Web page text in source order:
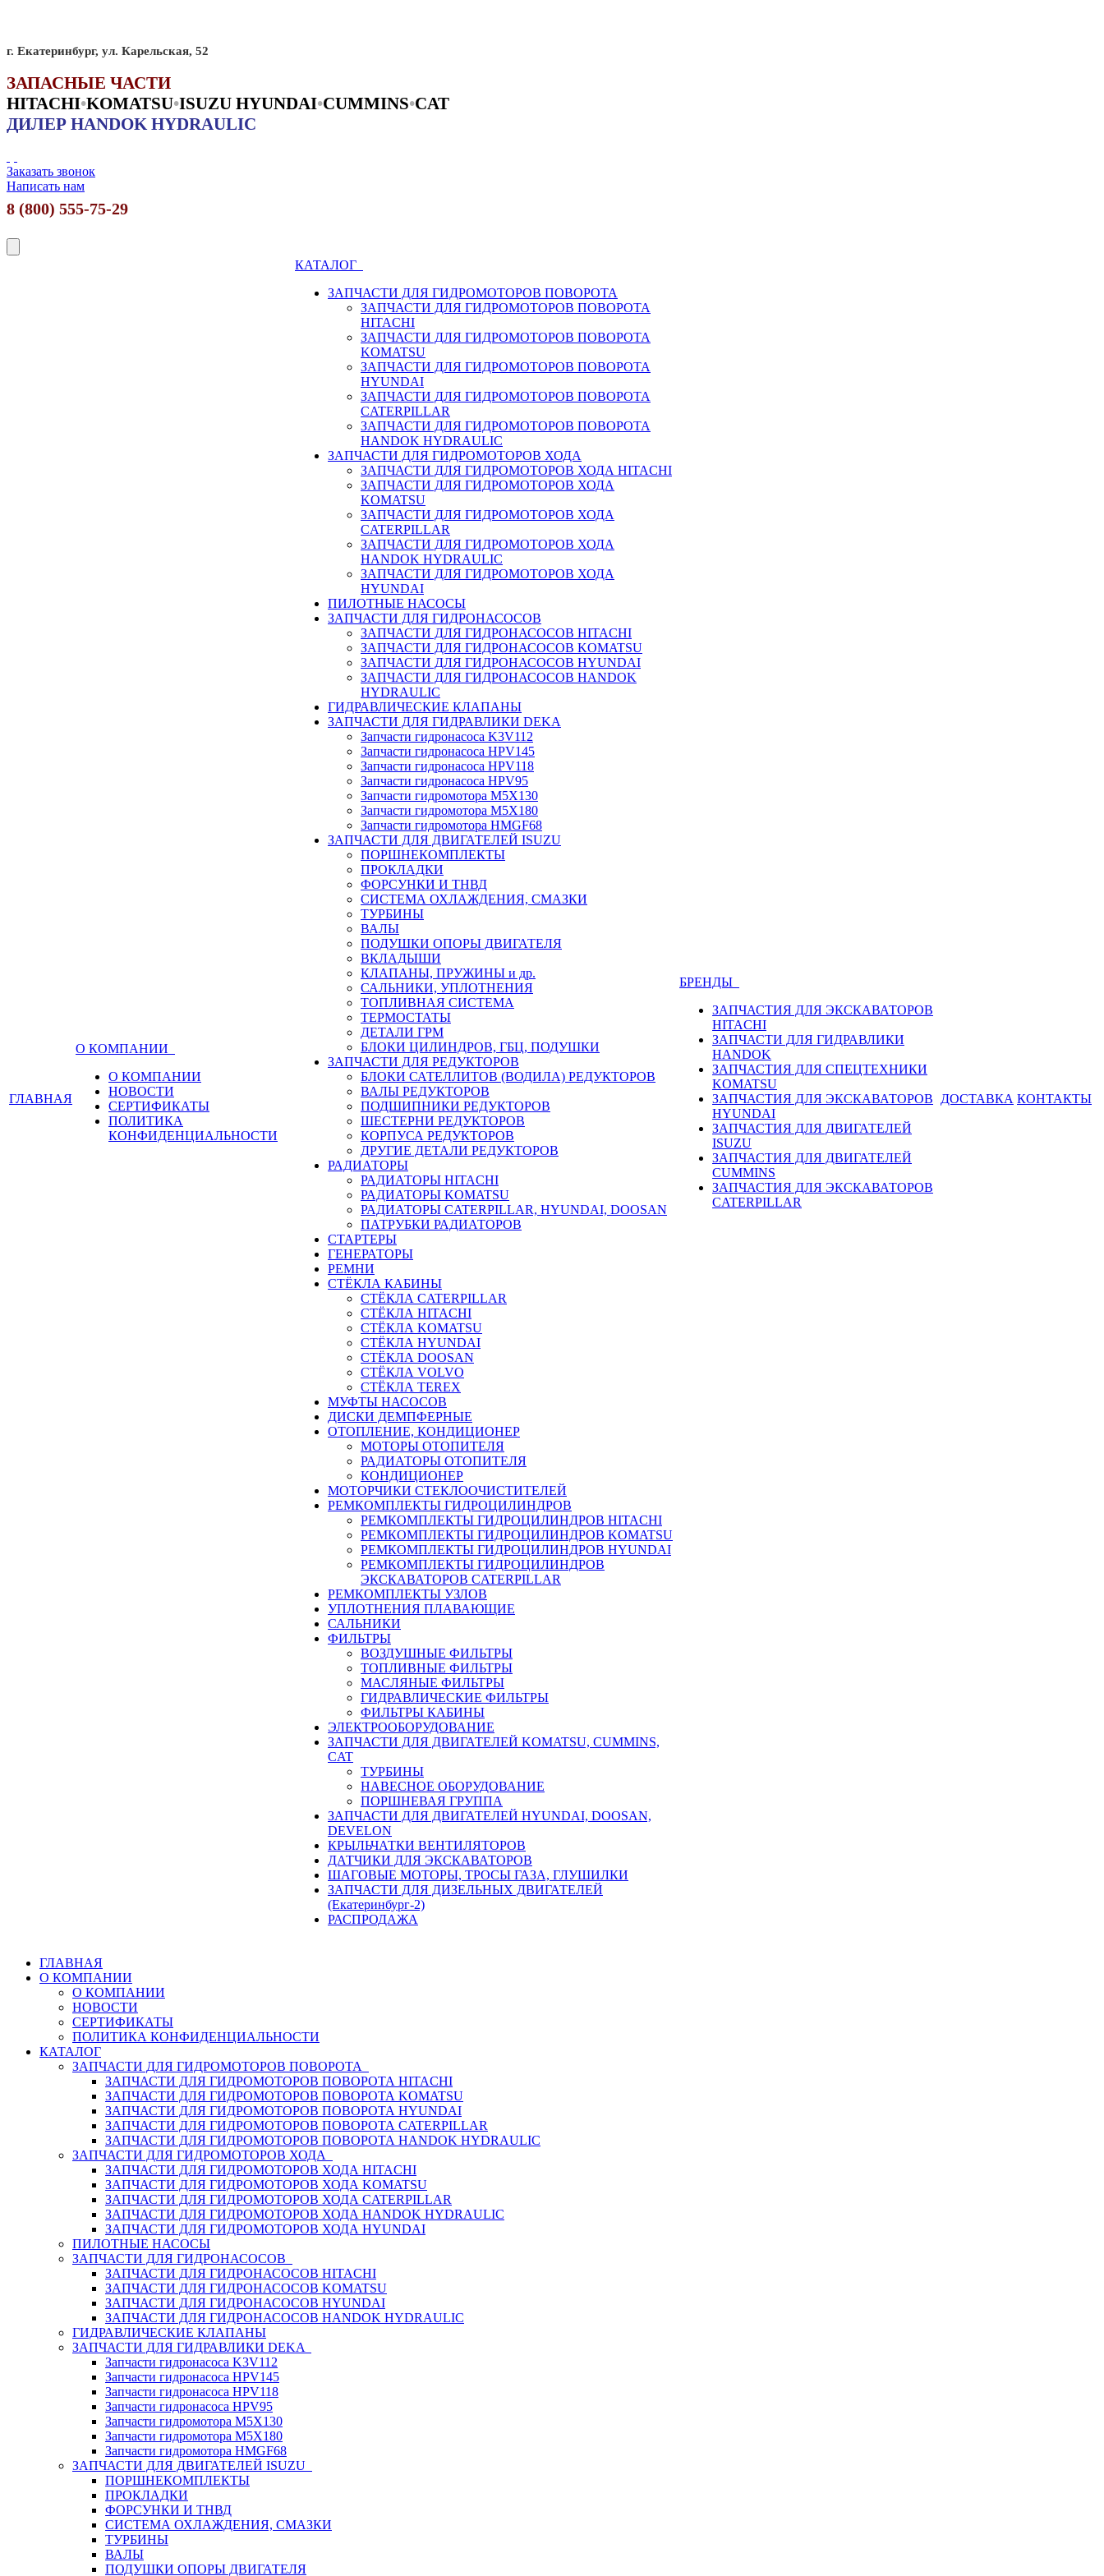
г. Екатеринбург, ул. Карельская, 52
ЗАПАСНЫЕ ЧАСТИ
HITACHI•KOMATSU•ISUZU HYUNDAI•CUMMINS•CAT
ДИЛЕР HANDOK HYDRAULIC
Заказать звонок
Написать нам
8 (800) 555-75-29
ГЛАВНАЯ
О КОМПАНИИ
О КОМПАНИИ
НОВОСТИ
СЕРТИФИКАТЫ
ПОЛИТИКА
КОНФИДЕНЦИАЛЬНОСТИ
КАТАЛОГ
ЗАПЧАСТИ ДЛЯ ГИДРОМОТОРОВ ПОВОРОТА
ЗАПЧАСТИ ДЛЯ ГИДРОМОТОРОВ ПОВОРОТА
HITACHI
ЗАПЧАСТИ ДЛЯ ГИДРОМОТОРОВ ПОВОРОТА
KOMATSU
ЗАПЧАСТИ ДЛЯ ГИДРОМОТОРОВ ПОВОРОТА
HYUNDAI
ЗАПЧАСТИ ДЛЯ ГИДРОМОТОРОВ ПОВОРОТА
CATERPILLAR
ЗАПЧАСТИ ДЛЯ ГИДРОМОТОРОВ ПОВОРОТА
HANDOK HYDRAULIC
ЗАПЧАСТИ ДЛЯ ГИДРОМОТОРОВ ХОДА
ЗАПЧАСТИ ДЛЯ ГИДРОМОТОРОВ ХОДА HITACHI
ЗАПЧАСТИ ДЛЯ ГИДРОМОТОРОВ ХОДА
KOMATSU
ЗАПЧАСТИ ДЛЯ ГИДРОМОТОРОВ ХОДА
CATERPILLAR
ЗАПЧАСТИ ДЛЯ ГИДРОМОТОРОВ ХОДА
HANDOK HYDRAULIC
ЗАПЧАСТИ ДЛЯ ГИДРОМОТОРОВ ХОДА
HYUNDAI
ПИЛОТНЫЕ НАСОСЫ
ЗАПЧАСТИ ДЛЯ ГИДРОНАСОСОВ
ЗАПЧАСТИ ДЛЯ ГИДРОНАСОСОВ HITACHI
ЗАПЧАСТИ ДЛЯ ГИДРОНАСОСОВ KOMATSU
ЗАПЧАСТИ ДЛЯ ГИДРОНАСОСОВ HYUNDAI
ЗАПЧАСТИ ДЛЯ ГИДРОНАСОСОВ HANDOK
HYDRAULIC
ГИДРАВЛИЧЕСКИЕ КЛАПАНЫ
ЗАПЧАСТИ ДЛЯ ГИДРАВЛИКИ DEKA
Запчасти гидронасоса K3V112
Запчасти гидронасоса HPV145
Запчасти гидронасоса HPV118
Запчасти гидронасоса HPV95
Запчасти гидромотора M5X130
Запчасти гидромотора M5X180
Запчасти гидромотора HMGF68
ЗАПЧАСТИ ДЛЯ ДВИГАТЕЛЕЙ ISUZU
ПОРШНЕКОМПЛЕКТЫ
ПРОКЛАДКИ
ФОРСУНКИ И ТНВД
СИСТЕМА ОХЛАЖДЕНИЯ, СМАЗКИ
ТУРБИНЫ
ВАЛЫ
ПОДУШКИ ОПОРЫ ДВИГАТЕЛЯ
ВКЛАДЫШИ
КЛАПАНЫ, ПРУЖИНЫ и др.
САЛЬНИКИ, УПЛОТНЕНИЯ
ТОПЛИВНАЯ СИСТЕМА
ТЕРМОСТАТЫ
ДЕТАЛИ ГРМ
БЛОКИ ЦИЛИНДРОВ, ГБЦ, ПОДУШКИ
ЗАПЧАСТИ ДЛЯ РЕДУКТОРОВ
БЛОКИ САТЕЛЛИТОВ (ВОДИЛА) РЕДУКТОРОВ
ВАЛЫ РЕДУКТОРОВ
ПОДШИПНИКИ РЕДУКТОРОВ
ШЕСТЕРНИ РЕДУКТОРОВ
КОРПУСА РЕДУКТОРОВ
ДРУГИЕ ДЕТАЛИ РЕДУКТОРОВ
РАДИАТОРЫ
РАДИАТОРЫ HITACHI
РАДИАТОРЫ KOMATSU
РАДИАТОРЫ CATERPILLAR, HYUNDAI, DOOSAN
ПАТРУБКИ РАДИАТОРОВ
СТАРТЕРЫ
ГЕНЕРАТОРЫ
РЕМНИ
СТЁКЛА КАБИНЫ
СТЁКЛА CATERPILLAR
СТЁКЛА HITACHI
СТЁКЛА KOMATSU
СТЁКЛА HYUNDAI
СТЁКЛА DOOSAN
СТЁКЛА VOLVO
СТЁКЛА TEREX
МУФТЫ НАСОСОВ
ДИСКИ ДЕМПФЕРНЫЕ
ОТОПЛЕНИЕ, КОНДИЦИОНЕР
МОТОРЫ ОТОПИТЕЛЯ
РАДИАТОРЫ ОТОПИТЕЛЯ
КОНДИЦИОНЕР
МОТОРЧИКИ СТЕКЛООЧИСТИТЕЛЕЙ
РЕМКОМПЛЕКТЫ ГИДРОЦИЛИНДРОВ
РЕМКОМПЛЕКТЫ ГИДРОЦИЛИНДРОВ HITACHI
РЕМКОМПЛЕКТЫ ГИДРОЦИЛИНДРОВ KOMATSU
РЕМКОМПЛЕКТЫ ГИДРОЦИЛИНДРОВ HYUNDAI
РЕМКОМПЛЕКТЫ ГИДРОЦИЛИНДРОВ
ЭКСКАВАТОРОВ CATERPILLAR
РЕМКОМПЛЕКТЫ УЗЛОВ
УПЛОТНЕНИЯ ПЛАВАЮЩИЕ
САЛЬНИКИ
ФИЛЬТРЫ
ВОЗДУШНЫЕ ФИЛЬТРЫ
ТОПЛИВНЫЕ ФИЛЬТРЫ
МАСЛЯНЫЕ ФИЛЬТРЫ
ГИДРАВЛИЧЕСКИЕ ФИЛЬТРЫ
ФИЛЬТРЫ КАБИНЫ
ЭЛЕКТРООБОРУДОВАНИЕ
ЗАПЧАСТИ ДЛЯ ДВИГАТЕЛЕЙ KOMATSU, CUMMINS,
CAT
ТУРБИНЫ
НАВЕСНОЕ ОБОРУДОВАНИЕ
ПОРШНЕВАЯ ГРУППА
ЗАПЧАСТИ ДЛЯ ДВИГАТЕЛЕЙ HYUNDAI, DOOSAN,
DEVELON
КРЫЛЬЧАТКИ ВЕНТИЛЯТОРОВ
ДАТЧИКИ ДЛЯ ЭКСКАВАТОРОВ
ШАГОВЫЕ МОТОРЫ, ТРОСЫ ГАЗА, ГЛУШИЛКИ
ЗАПЧАСТИ ДЛЯ ДИЗЕЛЬНЫХ ДВИГАТЕЛЕЙ
(Екатеринбург-2)
РАСПРОДАЖА
БРЕНДЫ
ЗАПЧАСТИЯ ДЛЯ ЭКСКАВАТОРОВ
HITACHI
ЗАПЧАСТИ ДЛЯ ГИДРАВЛИКИ
HANDOK
ЗАПЧАСТИЯ ДЛЯ СПЕЦТЕХНИКИ
KOMATSU
ЗАПЧАСТИЯ ДЛЯ ЭКСКАВАТОРОВ
HYUNDAI
ЗАПЧАСТИЯ ДЛЯ ДВИГАТЕЛЕЙ
ISUZU
ЗАПЧАСТИЯ ДЛЯ ДВИГАТЕЛЕЙ
CUMMINS
ЗАПЧАСТИЯ ДЛЯ ЭКСКАВАТОРОВ
CATERPILLAR
ДОСТАВКА КОНТАКТЫ
ГЛАВНАЯ
О КОМПАНИИ
О КОМПАНИИ
НОВОСТИ
СЕРТИФИКАТЫ
ПОЛИТИКА КОНФИДЕНЦИАЛЬНОСТИ
КАТАЛОГ
ЗАПЧАСТИ ДЛЯ ГИДРОМОТОРОВ ПОВОРОТА
ЗАПЧАСТИ ДЛЯ ГИДРОМОТОРОВ ПОВОРОТА HITACHI
ЗАПЧАСТИ ДЛЯ ГИДРОМОТОРОВ ПОВОРОТА KOMATSU
ЗАПЧАСТИ ДЛЯ ГИДРОМОТОРОВ ПОВОРОТА HYUNDAI
ЗАПЧАСТИ ДЛЯ ГИДРОМОТОРОВ ПОВОРОТА CATERPILLAR
ЗАПЧАСТИ ДЛЯ ГИДРОМОТОРОВ ПОВОРОТА HANDOK HYDRAULIC
ЗАПЧАСТИ ДЛЯ ГИДРОМОТОРОВ ХОДА
ЗАПЧАСТИ ДЛЯ ГИДРОМОТОРОВ ХОДА HITACHI
ЗАПЧАСТИ ДЛЯ ГИДРОМОТОРОВ ХОДА KOMATSU
ЗАПЧАСТИ ДЛЯ ГИДРОМОТОРОВ ХОДА CATERPILLAR
ЗАПЧАСТИ ДЛЯ ГИДРОМОТОРОВ ХОДА HANDOK HYDRAULIC
ЗАПЧАСТИ ДЛЯ ГИДРОМОТОРОВ ХОДА HYUNDAI
ПИЛОТНЫЕ НАСОСЫ
ЗАПЧАСТИ ДЛЯ ГИДРОНАСОСОВ
ЗАПЧАСТИ ДЛЯ ГИДРОНАСОСОВ HITACHI
ЗАПЧАСТИ ДЛЯ ГИДРОНАСОСОВ KOMATSU
ЗАПЧАСТИ ДЛЯ ГИДРОНАСОСОВ HYUNDAI
ЗАПЧАСТИ ДЛЯ ГИДРОНАСОСОВ HANDOK HYDRAULIC
ГИДРАВЛИЧЕСКИЕ КЛАПАНЫ
ЗАПЧАСТИ ДЛЯ ГИДРАВЛИКИ DEKA
Запчасти гидронасоса K3V112
Запчасти гидронасоса HPV145
Запчасти гидронасоса HPV118
Запчасти гидронасоса HPV95
Запчасти гидромотора M5X130
Запчасти гидромотора M5X180
Запчасти гидромотора HMGF68
ЗАПЧАСТИ ДЛЯ ДВИГАТЕЛЕЙ ISUZU
ПОРШНЕКОМПЛЕКТЫ
ПРОКЛАДКИ
ФОРСУНКИ И ТНВД
СИСТЕМА ОХЛАЖДЕНИЯ, СМАЗКИ
ТУРБИНЫ
ВАЛЫ
ПОДУШКИ ОПОРЫ ДВИГАТЕЛЯ